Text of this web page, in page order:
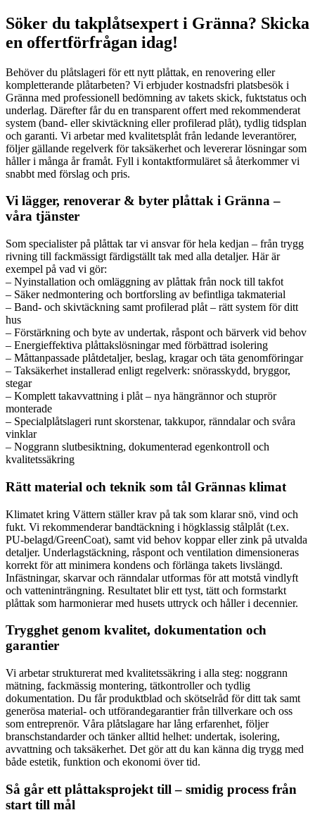
Söker du takplåtsexpert i Gränna? Skicka
en offertförfrågan idag!
Behöver du plåtslageri för ett nytt plåttak, en renovering eller
kompletterande plåtarbeten? Vi erbjuder kostnadsfri platsbesök i
Gränna med professionell bedömning av takets skick, fuktstatus och
underlag. Därefter får du en transparent offert med rekommenderat
system (band- eller skivtäckning eller profilerad plåt), tydlig tidsplan
och garanti. Vi arbetar med kvalitetsplåt från ledande leverantörer,
följer gällande regelverk för taksäkerhet och levererar lösningar som
håller i många år framåt. Fyll i kontaktformuläret så återkommer vi
snabbt med förslag och pris.
Vi lägger, renoverar & byter plåttak i Gränna –
våra tjänster
Som specialister på plåttak tar vi ansvar för hela kedjan – från trygg
rivning till fackmässigt färdigställt tak med alla detaljer. Här är
exempel på vad vi gör:
– Nyinstallation och omläggning av plåttak från nock till takfot
– Säker nedmontering och bortforsling av befintliga takmaterial
– Band- och skivtäckning samt profilerad plåt – rätt system för ditt
hus
– Förstärkning och byte av undertak, råspont och bärverk vid behov
– Energieffektiva plåttakslösningar med förbättrad isolering
– Måttanpassade plåtdetaljer, beslag, kragar och täta genomföringar
– Taksäkerhet installerad enligt regelverk: snörasskydd, bryggor,
stegar
– Komplett takavvattning i plåt – nya hängrännor och stuprör
monterade
– Specialplåtslageri runt skorstenar, takkupor, ränndalar och svåra
vinklar
– Noggrann slutbesiktning, dokumenterad egenkontroll och
kvalitetssäkring
Rätt material och teknik som tål Grännas klimat
Klimatet kring Vättern ställer krav på tak som klarar snö, vind och
fukt. Vi rekommenderar bandtäckning i högklassig stålplåt (t.ex.
PU-belagd/GreenCoat), samt vid behov koppar eller zink på utvalda
detaljer. Underlagstäckning, råspont och ventilation dimensioneras
korrekt för att minimera kondens och förlänga takets livslängd.
Infästningar, skarvar och ränndalar utformas för att motstå vindlyft
och vatteninträngning. Resultatet blir ett tyst, tätt och formstarkt
plåttak som harmonierar med husets uttryck och håller i decennier.
Trygghet genom kvalitet, dokumentation och
garantier
Vi arbetar strukturerat med kvalitetssäkring i alla steg: noggrann
mätning, fackmässig montering, tätkontroller och tydlig
dokumentation. Du får produktblad och skötselråd för ditt tak samt
generösa material- och utförandegarantier från tillverkare och oss
som entreprenör. Våra plåtslagare har lång erfarenhet, följer
branschstandarder och tänker alltid helhet: undertak, isolering,
avvattning och taksäkerhet. Det gör att du kan känna dig trygg med
både estetik, funktion och ekonomi över tid.
Så går ett plåttaksprojekt till – smidig process från
start till mål